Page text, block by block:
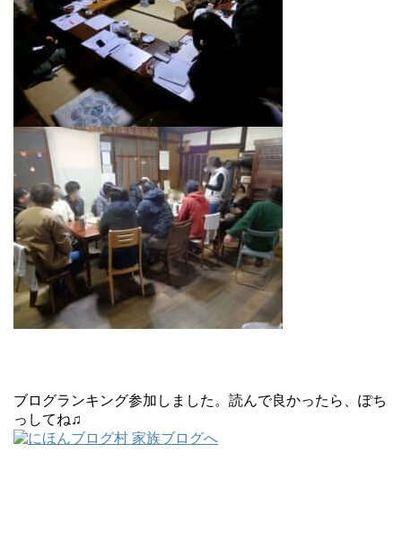
ブログランキング参加しました。読んで良かったら、ぽち
っしてね♫